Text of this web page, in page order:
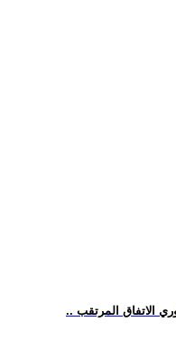
الاتفاق المرتقب